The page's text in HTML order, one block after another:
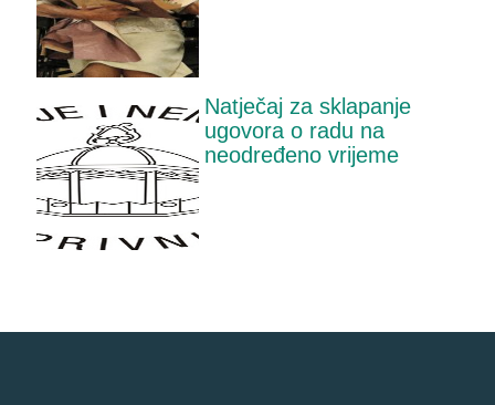
Natječaj za sklapanje
ugovora o radu na
neodređeno vrijeme